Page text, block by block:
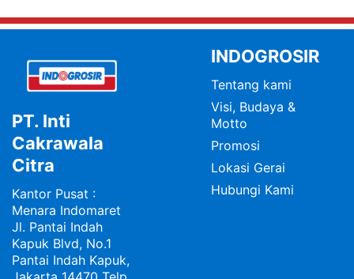
PT. Inti
Cakrawala
Citra
Kantor Pusat :
Menara Indomaret
Jl. Pantai Indah
Kapuk Blvd, No.1
Pantai Indah Kapuk,
INDOGROSIR
Tentang kami
Visi, Budaya &
Motto
Promosi
Lokasi Gerai
Hubungi Kami